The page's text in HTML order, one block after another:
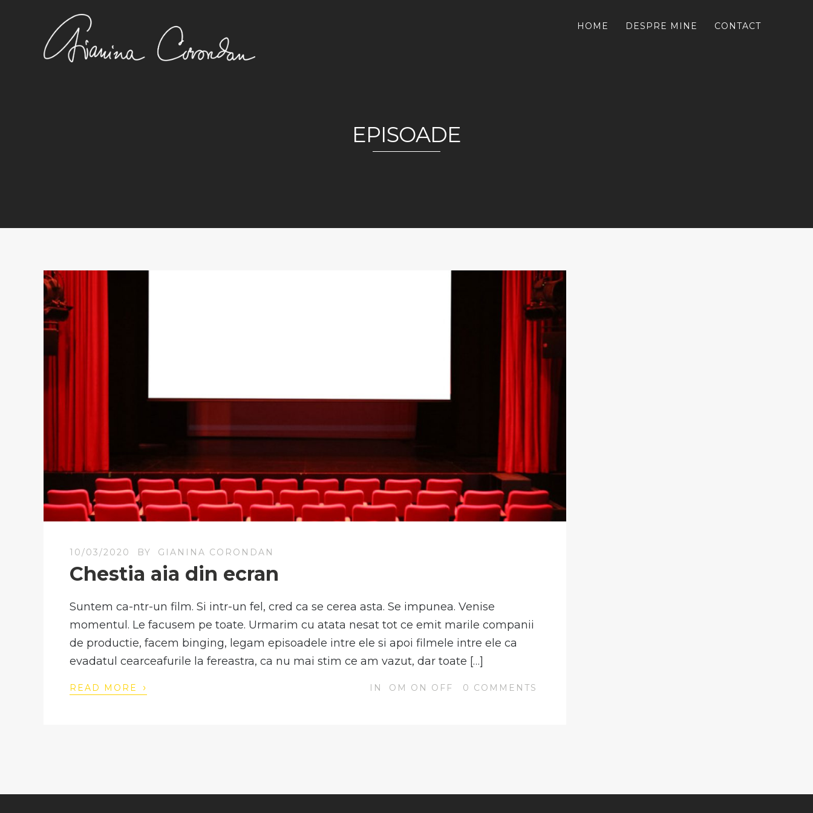
HOME DESPRE MINE CONTACT
EPISOADE
10/03/2020 BY GIANINA CORONDAN
Chestia aia din ecran
Suntem ca-ntr-un film. Si intr-un fel, cred ca se cerea asta. Se impunea. Venise
momentul. Le facusem pe toate. Urmarim cu atata nesat tot ce emit marile companii
de productie, facem binging, legam episoadele intre ele si apoi filmele intre ele ca
evadatul cearceafurile la fereastra, ca nu mai stim ce am vazut, dar toate […]
READ MORE › IN OM ON OFF 0 COMMENTS